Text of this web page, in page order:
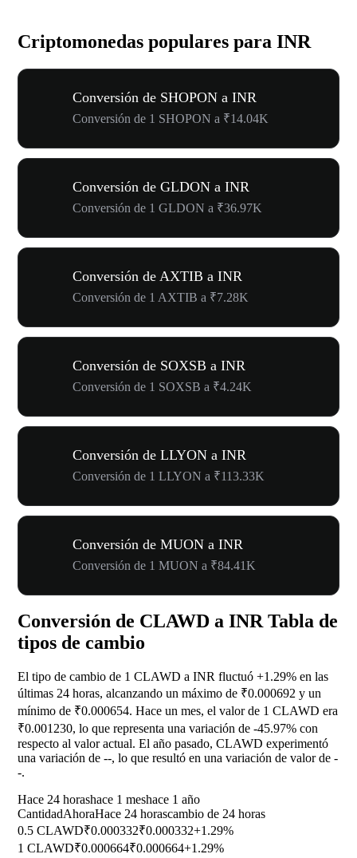
Criptomonedas populares para INR
Conversión de SHOPON a INR
Conversión de 1 SHOPON a ₹14.04K
Conversión de GLDON a INR
Conversión de 1 GLDON a ₹36.97K
Conversión de AXTIB a INR
Conversión de 1 AXTIB a ₹7.28K
Conversión de SOXSB a INR
Conversión de 1 SOXSB a ₹4.24K
Conversión de LLYON a INR
Conversión de 1 LLYON a ₹113.33K
Conversión de MUON a INR
Conversión de 1 MUON a ₹84.41K
Conversión de CLAWD a INR Tabla de
tipos de cambio
El tipo de cambio de 1 CLAWD a INR fluctuó +1.29% en las
últimas 24 horas, alcanzando un máximo de ₹0.000692 y un
mínimo de ₹0.000654. Hace un mes, el valor de 1 CLAWD era
₹0.001230, lo que representa una variación de -45.97% con
respecto al valor actual. El año pasado, CLAWD experimentó
una variación de --, lo que resultó en una variación de valor de -
-.
Hace 24 horashace 1 meshace 1 año
CantidadAhoraHace 24 horascambio de 24 horas
0.5 CLAWD₹0.000332₹0.000332+1.29%
1 CLAWD₹0.000664₹0.000664+1.29%